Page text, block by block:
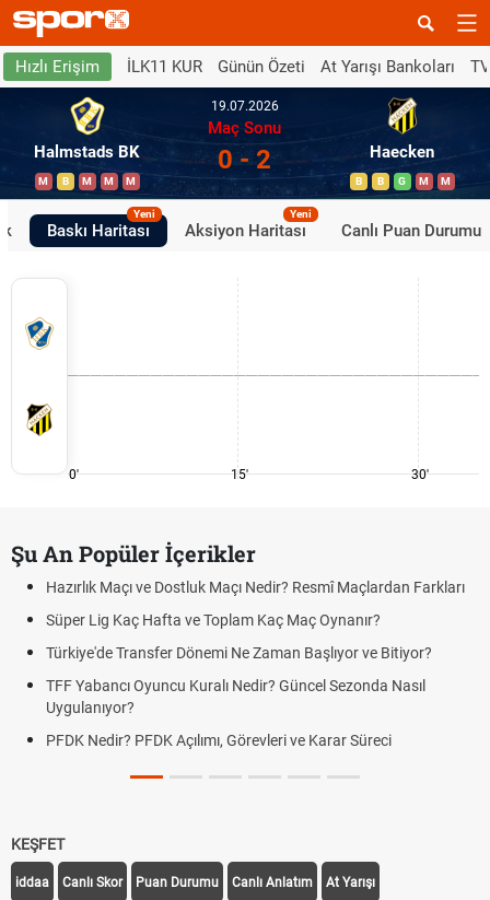
Hızlı Erişim İLK11 KUR Günün Özeti At Yarışı Bankoları
Halmstads BK
M B M M M
19.07.2026
Maç Sonu
0 - 2 Haecken
B B G M M
Baskı Haritası
Yeni
Aksiyon Haritası
Yeni
Canlı Puan Durumu
0' 15' 30'
Şu An Popüler İçerikler
Hazırlık Maçı ve Dostluk Maçı Nedir? Resmî Maçlardan Farkları
Süper Lig Kaç Hafta ve Toplam Kaç Maç Oynanır?
Türkiye'de Transfer Dönemi Ne Zaman Başlıyor ve Bitiyor?
TFF Yabancı Oyuncu Kuralı Nedir? Güncel Sezonda Nasıl
Uygulanıyor?
PFDK Nedir? PFDK Açılımı, Görevleri ve Karar Süreci
KEŞFET
iddaa Canlı Skor Puan Durumu Canlı Anlatım At Yarışı